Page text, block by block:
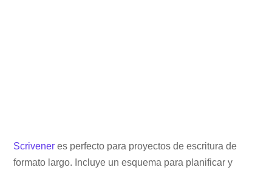
Scrivener es perfecto para proyectos de escritura de
formato largo. Incluye un esquema para planificar y